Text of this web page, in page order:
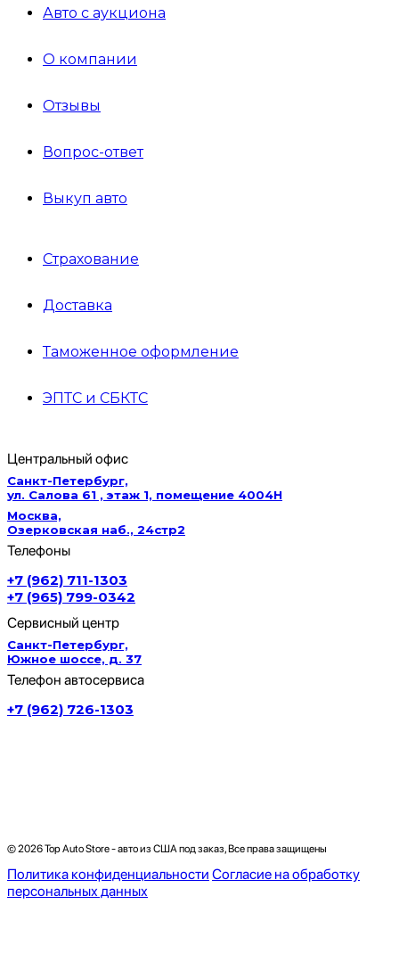
Авто с аукциона
О компании
Отзывы
Вопрос-ответ
Выкуп авто
Страхование
Доставка
Таможенное оформление
ЭПТС и СБКТС
Центральный офис
Санкт-Петербург,
ул. Салова 61 , этаж 1, помещение 4004Н
Москва,
Озерковская наб., 24стр2
Телефоны
+7 (962) 711-1303
+7 (965) 799-0342
Сервисный центр
Санкт-Петербург,
Южное шоссе, д. 37
Телефон автосервиса
+7 (962) 726-1303
© 2026 Top Auto Store - авто из США под заказ, Все права защищены
Политика конфиденциальности Согласие на обработку
персональных данных